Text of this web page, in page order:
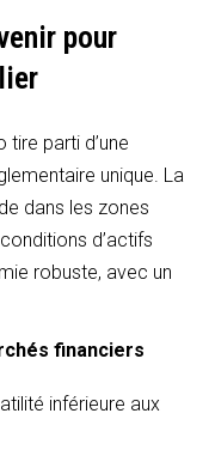
pour
tire parti d’une
unique. La
dans les zones
d’actifs
robuste, avec un
financiers
inférieure aux